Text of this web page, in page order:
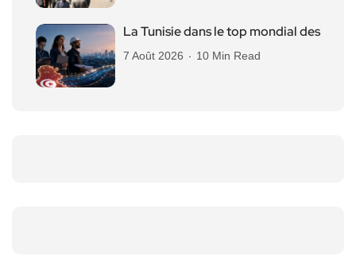
La Tunisie dans le top mondial des
7 Août 2026 10 Min Read